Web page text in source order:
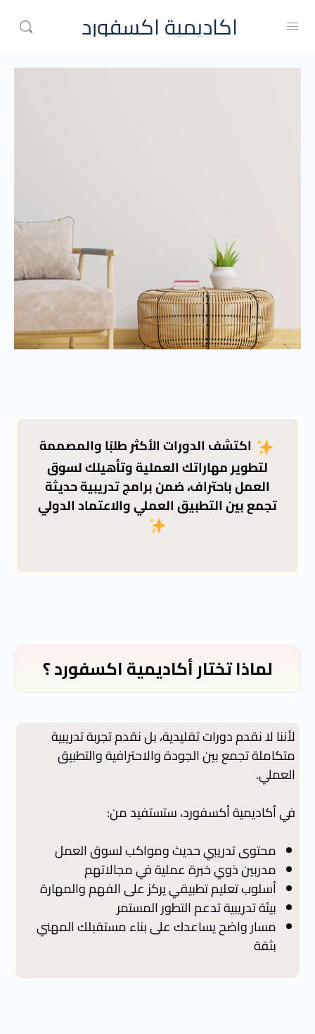
اكاديمية اكسفورد
صُممت لتزويدك بمهارات عملية حديثة
تواكب سوق العمل وتمنحك فرصاً أقوى
للتطور المهني
احجز مقعدك الآن
اكتشف الدورات الأكثر طلبًا والمصممة
لتطوير مهاراتك العملية وتأهيلك لسوق
العمل باحتراف، ضمن برامج تدريبية حديثة
تجمع بين التطبيق العملي والاعتماد الدولي
لماذا تختار أكاديمية اكسفورد ؟
لأننا لا نقدم دورات تقليدية، بل نقدم تجربة تدريبية
متكاملة تجمع بين الجودة والاحترافية والتطبيق
العملي.
في أكاديمية أكسفورد، ستستفيد من:
محتوى تدريبي حديث ومواكب لسوق العمل
مدربين ذوي خبرة عملية في مجالاتهم
أسلوب تعليم تطبيقي يركز على الفهم والمهارة
بيئة تدريبية تدعم التطور المستمر
مسار واضح يساعدك على بناء مستقبلك المهني
بثقة